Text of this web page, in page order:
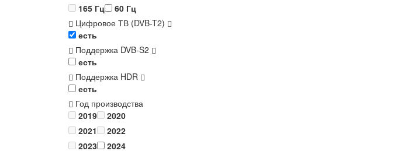
165 Гц
60 Гц
Цифровое ТВ (DVB-T2)
есть
Поддержка DVB-S2
есть
Поддержка HDR
есть
Год производства
2019
2020
2021
2022
2023
2024